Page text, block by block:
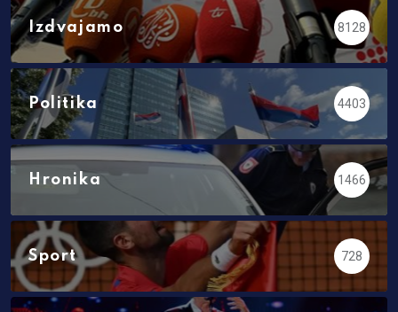
Izdvajamo 8128
Politika 4403
Hronika 1466
Sport 728